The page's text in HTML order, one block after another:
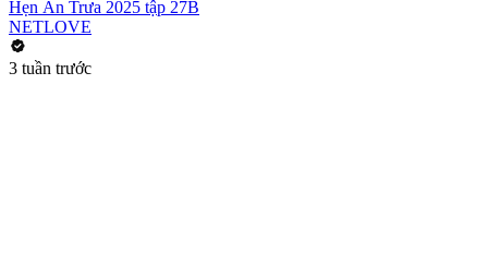
Hẹn Ăn Trưa 2025 tập 27B
NETLOVE
3 tuần trước